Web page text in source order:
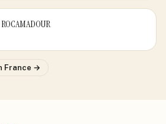
France →